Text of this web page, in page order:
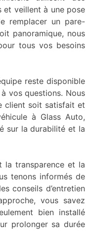
et veillent à une pose
remplacer un pare-
panoramique, nous
tous vos besoins
reste disponible
vos questions. Nous
client soit satisfait et
à Glass Auto,
sur la durabilité et la
la transparence et la
tenons informés de
conseils d’entretien
vous savez
bien installé
prolonger sa durée